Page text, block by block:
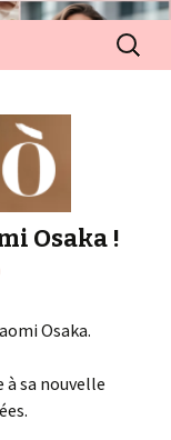
Osaka !
Osaka.
à sa nouvelle